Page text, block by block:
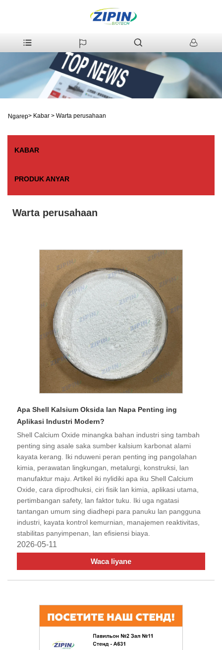
Ngarep> Kabar > Warta perusahaan
KABAR
PRODUK ANYAR
Warta perusahaan
Apa Shell Kalsium Oksida lan Napa Penting ing
Aplikasi Industri Modern?
Shell Calcium Oxide minangka bahan industri sing tambah
penting sing asale saka sumber kalsium karbonat alami
kayata kerang. Iki nduweni peran penting ing pangolahan
kimia, perawatan lingkungan, metalurgi, konstruksi, lan
manufaktur maju. Artikel iki nylidiki apa iku Shell Calcium
Oxide, cara diprodhuksi, ciri fisik lan kimia, aplikasi utama,
pertimbangan safety, lan faktor tuku. Iki uga ngatasi
tantangan umum sing diadhepi para panuku lan pangguna
industri, kayata kontrol kemurnian, manajemen reaktivitas,
stabilitas panyimpenan, lan efisiensi biaya.
2026-05-11
Waca liyane